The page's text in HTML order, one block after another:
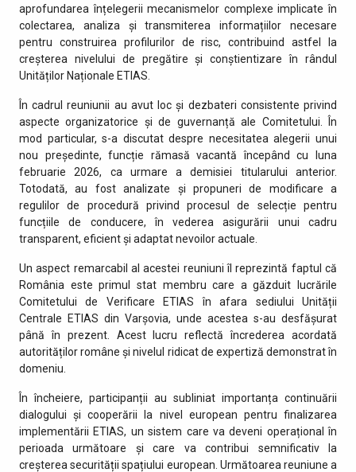
aprofundarea înțelegerii mecanismelor complexe implicate în
colectarea, analiza și transmiterea informațiilor necesare
pentru construirea profilurilor de risc, contribuind astfel la
creșterea nivelului de pregătire și conștientizare în rândul
Unităților Naționale ETIAS.
În cadrul reuniunii au avut loc și dezbateri consistente privind
aspecte organizatorice și de guvernanță ale Comitetului. În
mod particular, s-a discutat despre necesitatea alegerii unui
nou președinte, funcție rămasă vacantă începând cu luna
februarie 2026, ca urmare a demisiei titularului anterior.
Totodată, au fost analizate și propuneri de modificare a
regulilor de procedură privind procesul de selecție pentru
funcțiile de conducere, în vederea asigurării unui cadru
transparent, eficient și adaptat nevoilor actuale.
Un aspect remarcabil al acestei reuniuni îl reprezintă faptul că
România este primul stat membru care a găzduit lucrările
Comitetului de Verificare ETIAS în afara sediului Unității
Centrale ETIAS din Varșovia, unde acestea s-au desfășurat
până în prezent. Acest lucru reflectă încrederea acordată
autorităților române și nivelul ridicat de expertiză demonstrat în
domeniu.
În încheiere, participanții au subliniat importanța continuării
dialogului și cooperării la nivel european pentru finalizarea
implementării ETIAS, un sistem care va deveni operațional în
perioada următoare și care va contribui semnificativ la
creșterea securității spațiului european. Următoarea reuniune a